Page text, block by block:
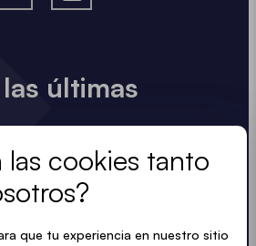
últimas
spam. Sólo recibirás
de forma clara, concisa
las cookies tanto
que tu experiencia en nuestro sitio